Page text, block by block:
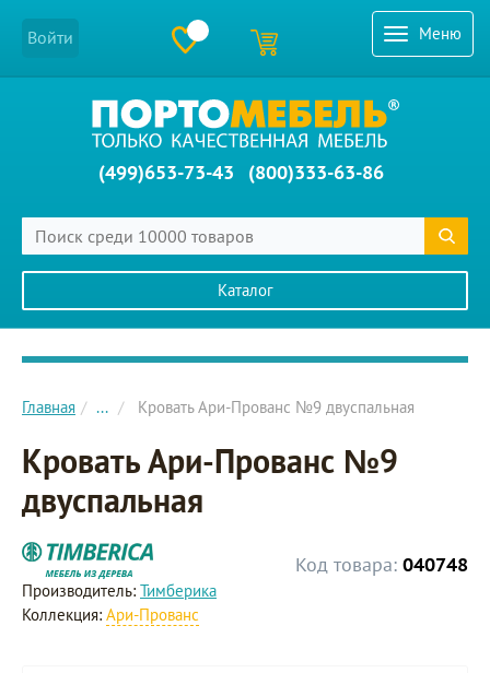
Меню
Войти
(499)653-73-43 (800)333-63-86
Каталог
Главное меню сайта
Главная ... Кровать Ари-Прованс №9 двуспальная
Кровать Ари-Прованс №9
двуспальная
Код товара: 040748
Производитель: Тимберика
Коллекция: Ари-Прованс